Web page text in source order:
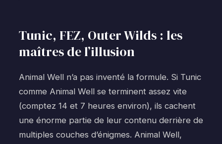
Tunic, FEZ, Outer Wilds : les
maîtres de l’illusion
Animal Well n’a pas inventé la formule. Si Tunic
comme Animal Well se terminent assez vite
(comptez 14 et 7 heures environ), ils cachent
une énorme partie de leur contenu derrière de
multiples couches d’énigmes. Animal Well,